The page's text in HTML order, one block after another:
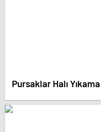
Pursaklar Halı Yıkama